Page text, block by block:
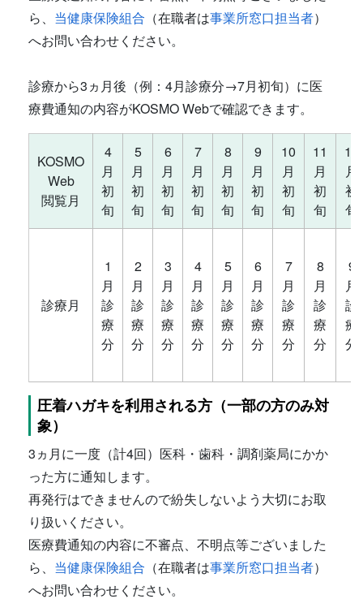
ら、 当健康保険組合 （在職者は事業所窓口担当者）
へお問い合わせください。
診療から3ヵ月後（例：4月診療分→7月初旬）に医
療費通知の内容がKOSMO Webで確認できます。
KOSMO
Web
閲覧月
4
月
初
旬
5
月
初
旬
6
月
初
旬
7
月
初
旬
8
月
初
旬
9
月
初
旬
10
月
初
旬
11
月
初
旬
12
月
初
旬
診療月
1
月
診
療
分
2
月
診
療
分
3
月
診
療
分
4
月
診
療
分
5
月
診
療
分
6
月
診
療
分
7
月
診
療
分
8
月
診
療
分
9
月
診
療
分
圧着ハガキを利用される方（一部の方のみ対
象）
3ヵ月に一度（計4回）医科・歯科・調剤薬局にかか
った方に通知します。
再発行はできませんので紛失しないよう大切にお取
り扱いください。
医療費通知の内容に不審点、不明点等ございました
ら、 当健康保険組合 （在職者は事業所窓口担当者）
へお問い合わせください。